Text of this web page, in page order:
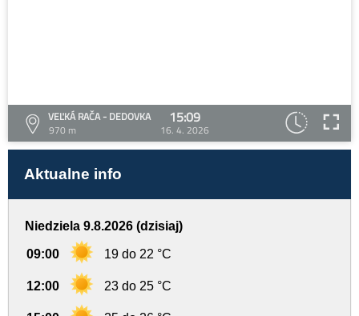
VEĽKÁ RAČA - DEDOVKA
970 m
15:09
16. 4. 2026
Aktualne info
Niedziela 9.8.2026 (dzisiaj)
09:00 19 do 22 °C
12:00 23 do 25 °C